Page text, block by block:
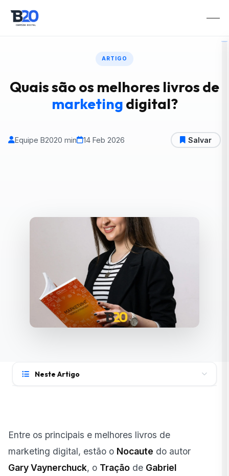
ARTIGO
Quais são os melhores livros de
marketing digital?
Equipe B2020 min 14 Feb 2026 Salvar
Neste Artigo
Quais livros de marketing digital todo iniciante deve
ler?
Quais livros ajudam em áreas específicas do
Entre os principais e melhores livros de
marketing digital, estão o Nocaute do autor
Gary Vaynerchuck, o Tração de Gabriel